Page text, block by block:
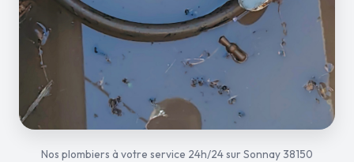
Nos plombiers à votre service 24h/24 sur Sonnay 38150